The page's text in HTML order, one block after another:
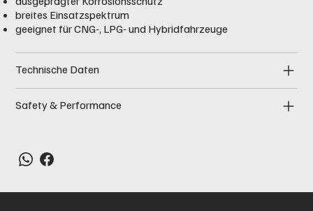
breites Einsatzspektrum
geeignet für CNG-, LPG- und Hybridfahrzeuge
Technische Daten
Safety & Performance